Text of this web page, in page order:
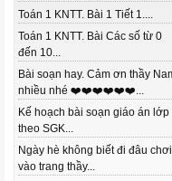
Toán 1 KNTT. Bài 1 Tiết 1....
Toán 1 KNTT. Bài Các số từ 0
đến 10...
Bài soạn hay. Cảm ơn thầy
nhiều nhé ❤️❤️❤️❤️❤️❤️...
Kế hoạch bài soạn giáo án lớp
theo SGK...
Ngày hè không biết đi đâu
vào trang thầy...